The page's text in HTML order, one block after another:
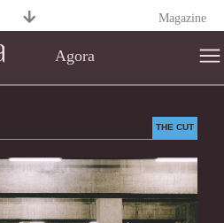
Agora
THE CUT
Magazine